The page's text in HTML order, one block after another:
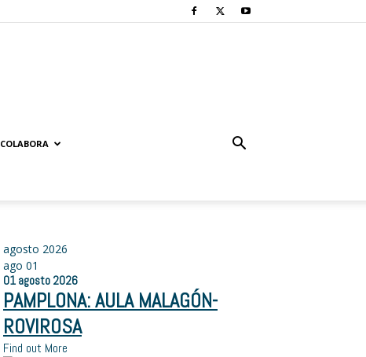
COLABORA
agosto 2026
ago 01
01 agosto 2026
PAMPLONA: AULA MALAGÓN-
ROVIROSA
Find out More